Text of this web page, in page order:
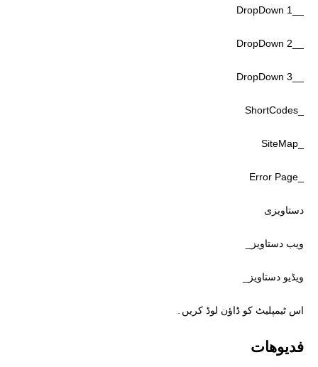
دستاویزی
ویب دستاویز_
ویڈیو دستاویز_
اس ٹیمپلیٹ کو ڈاؤن لوڈ کریں۔
فديوهات